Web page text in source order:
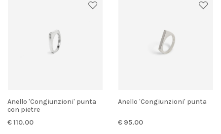
Anello 'Congiunzioni' punta
con pietre
€ 110.00
Anello 'Congiunzioni' punta
€ 95.00